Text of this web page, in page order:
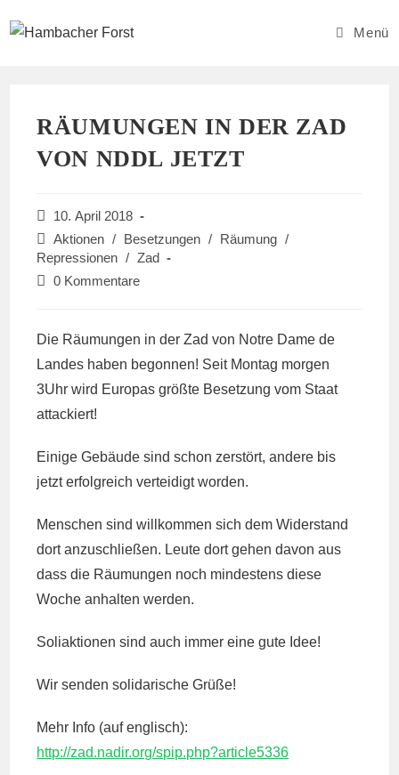
Inhalt
Menü
RÄUMUNGEN IN DER ZAD
VON NDDL JETZT
Beitrag
veröffentlicht:
10. April 2018
Beitrags-
Kategorie:
Aktionen / Besetzungen / Räumung /
Repressionen / Zad
Beitrags-
0 Kommentare
Die Räumungen in der Zad von Notre Dame de
Landes haben begonnen! Seit Montag morgen
3Uhr wird Europas größte Besetzung vom Staat
attackiert!
Einige Gebäude sind schon zerstört, andere bis
jetzt erfolgreich verteidigt worden.
Menschen sind willkommen sich dem Widerstand
dort anzuschließen. Leute dort gehen davon aus
dass die Räumungen noch mindestens diese
Woche anhalten werden.
Soliaktionen sind auch immer eine gute Idee!
Wir senden solidarische Grüße!
Mehr Info (auf englisch):
http://zad.nadir.org/spip.php?article5336